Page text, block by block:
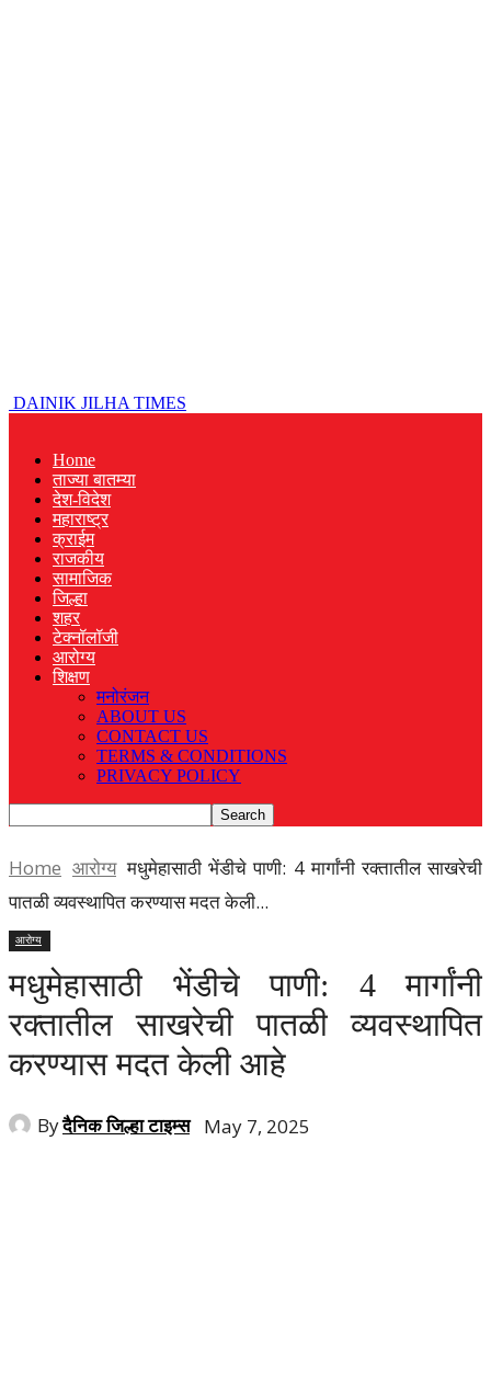
DAINIK JILHA TIMES
Home
ताज्या बातम्या
देश-विदेश
महाराष्ट्र
क्राईम
राजकीय
सामाजिक
जिल्हा
शहर
टेक्नॉलॉजी
आरोग्य
शिक्षण
मनोरंजन
ABOUT US
CONTACT US
TERMS & CONDITIONS
PRIVACY POLICY
Home आरोग्य मधुमेहासाठी भेंडीचे पाणी: 4 मार्गांनी रक्तातील साखरेची
पातळी व्यवस्थापित करण्यास मदत केली...
आरोग्य
मधुमेहासाठी भेंडीचे पाणी: 4 मार्गांनी
रक्तातील साखरेची पातळी व्यवस्थापित
करण्यास मदत केली आहे
Byदैनिक जिल्हा टाइम्स May 7, 2025